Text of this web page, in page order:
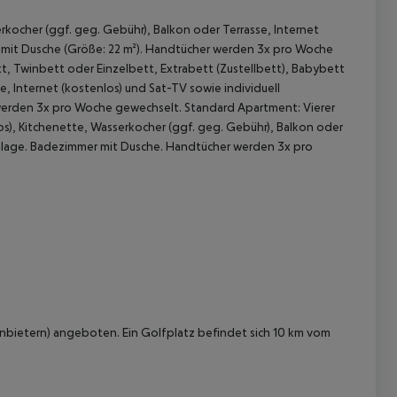
(ggf. geg. Gebühr), Balkon oder Terrasse, Internet
Dusche (Größe: 22 m²). Handtücher werden 3x pro Woche
Twinbett oder Einzelbett, Extrabett (Zustellbett), Babybett
Internet (kostenlos) und Sat-TV sowie individuell
3x pro Woche gewechselt. Standard Apartment: Vierer
Kitchenette, Wasserkocher (ggf. geg. Gebühr), Balkon oder
Badezimmer mit Dusche. Handtücher werden 3x pro
angeboten. Ein Golfplatz befindet sich 10 km vom